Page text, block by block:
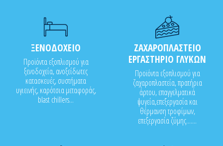
ΞΕΝΟΔΟΧΕΙΟ
Προϊόντα εξοπλισμού για
ξενοδοχεία, ανοξείδωτες
κατασκευές, συστήματα
υγιεινής, καρότσια μεταφοράς,
blast chillers...
ΖΑΧΑΡΟΠΛΑΣΤΕΙΟ
ΕΡΓΑΣΤΗΡΙΟ ΓΛΥΚΩΝ
Προϊόντα εξοπλισμού για
ζαχαροπλαστεία, πρατήρια
άρτου, επαγγελματικά
ψυγεία,επεξεργασία και
θέρμανση τροφίμων,
επεξεργασία ζύμης.......